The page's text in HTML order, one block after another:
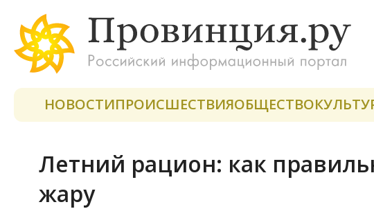
НОВОСТИПРОИСШЕСТВИЯОБЩЕСТВО
Летний рацион: как
жару